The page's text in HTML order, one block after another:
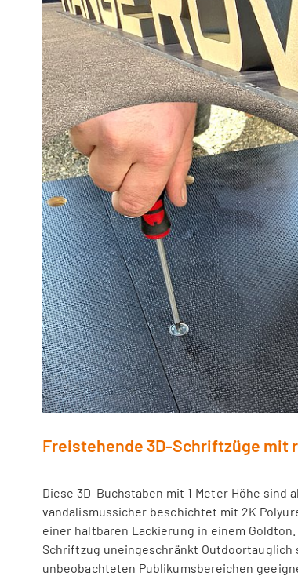
Freistehende 3D-Schriftzüge mit
Diese 3D-Buchstaben mit 1 Meter Höhe
vandalismussicher beschichtet mit 2K
einer haltbaren Lackierung in einem
Schriftzug uneingeschränkt
unbeobachteten Publikumsbereichen